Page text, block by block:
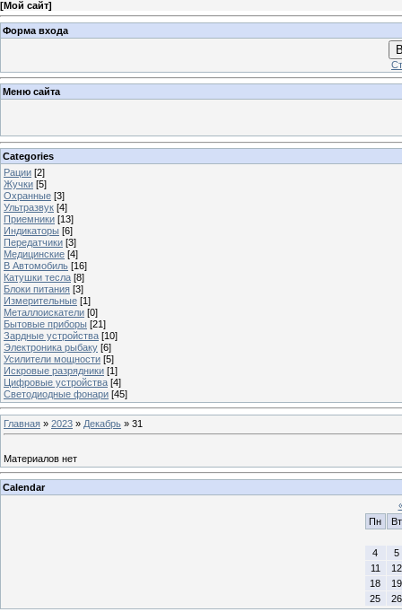
[Мой сайт]
Форма входа
Меню сайта
Categories
Рации [2]
Жучки [5]
Охранные [3]
Ультразвук [4]
Приемники [13]
Индикаторы [6]
Передатчики [3]
Медицинские [4]
В Автомобиль [16]
Катушки тесла [8]
Блоки питания [3]
Измерительные [1]
Металлоискатели [0]
Бытовые приборы [21]
Зардные устройства [10]
Электроника рыбаку [6]
Усилители мощности [5]
Искровые разрядники [1]
Цифровые устройства [4]
Светодиодные фонари [45]
Главная » 2023 » Декабрь » 31
Материалов нет
Calendar
Пн
Вт
4
5
11
12
18
19
25
26